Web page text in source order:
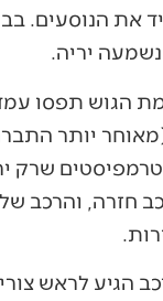
את הנוסעים.
יריה.
הגוש תפסו
יותר
שרק
חזרה, והרכב
הגיע לראש